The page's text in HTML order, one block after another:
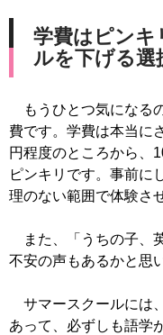
学費はピンキ
ルを下げる選
もうひとつ気になる
費です。学費は本当に
円程度のところから、
ピンキリです。事前に
理のない範囲で体験さ
また、「うちの子、
不安の声もあるかと思
サマースクールには
あって、必ずしも語学